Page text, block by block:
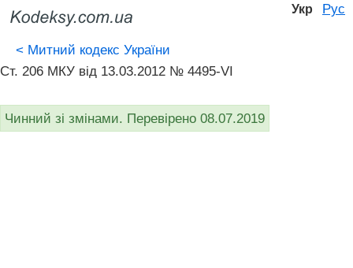
Укр Рус
< Митний кодекс України
Ст. 206 МКУ від 13.03.2012 № 4495-VI
Чинний зі змінами. Перевірено 08.07.2019